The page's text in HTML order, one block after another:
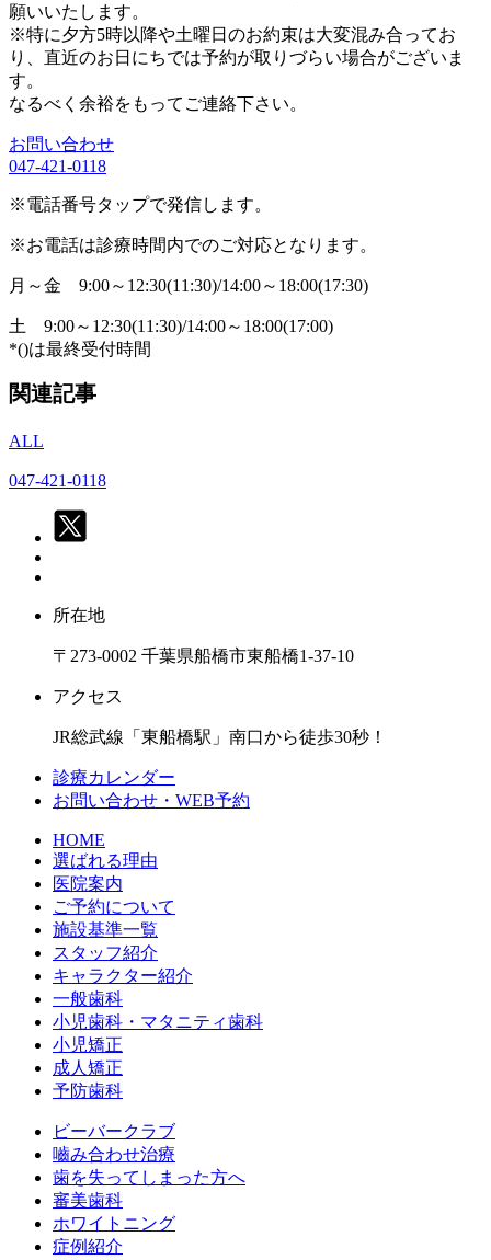
願いいたします。
※特に夕方5時以降や土曜日のお約束は大変混み合ってお
り、直近のお日にちでは予約が取りづらい場合がございま
す。
なるべく余裕をもってご連絡下さい。
お問い合わせ
047-421-0118
※電話番号タップで発信します。
※お電話は診療時間内でのご対応となります。
月～金 9:00～12:30(11:30)/14:00～18:00(17:30)
土 9:00～12:30(11:30)/14:00～18:00(17:00)
*()は最終受付時間
関連記事
ALL
047-421-0118
所在地
〒273-0002 千葉県船橋市東船橋1-37-10
アクセス
JR総武線「東船橋駅」南口から徒歩30秒！
診療カレンダー
お問い合わせ・WEB予約
HOME
選ばれる理由
医院案内
ご予約について
施設基準一覧
スタッフ紹介
キャラクター紹介
一般歯科
小児歯科・マタニティ歯科
小児矯正
成人矯正
予防歯科
ビーバークラブ
嚙み合わせ治療
歯を失ってしまった方へ
審美歯科
ホワイトニング
症例紹介